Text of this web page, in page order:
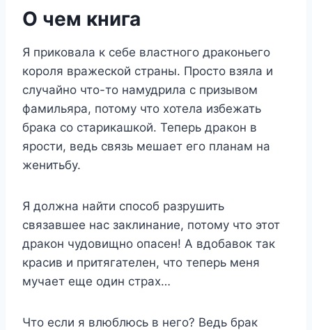
О чем книга
Я приковала к себе властного драконьего
короля вражеской страны. Просто взяла и
случайно что-то намудрила с призывом
фамильяра, потому что хотела избежать
брака со старикашкой. Теперь дракон в
ярости, ведь связь мешает его планам на
женитьбу.
Я должна найти способ разрушить
связавшее нас заклинание, потому что этот
дракон чудовищно опасен! А вдобавок так
красив и притягателен, что теперь меня
мучает еще один страх…
Что если я влюблюсь в него? Ведь брак